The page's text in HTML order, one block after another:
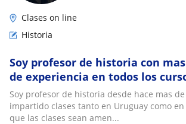
Clases on line
Historia
Soy profesor de historia con
de experiencia en todos los
bachillerato
Soy profesor de historia desde hace mas
impartido clases tanto en Uruguay como
que las clases sean amen...